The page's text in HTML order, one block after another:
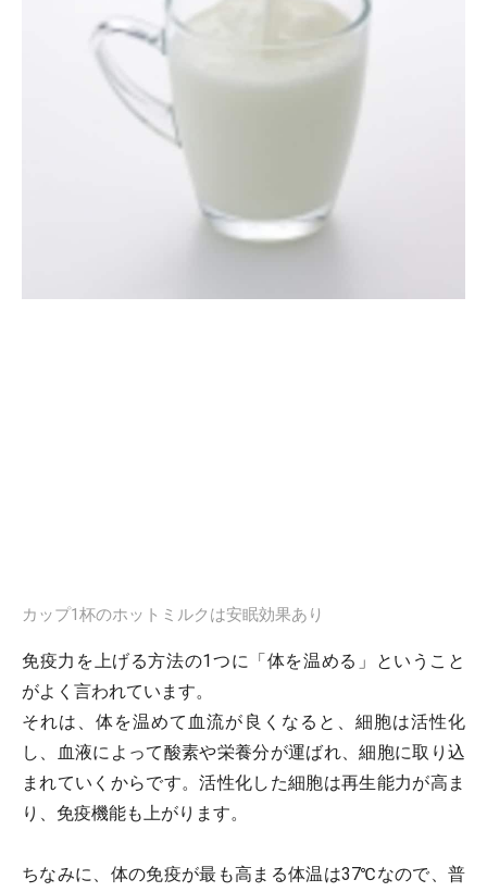
カップ1杯のホットミルクは安眠効果あり
免疫力を上げる方法の1つに「体を温める」ということ
がよく言われています。
それは、体を温めて血流が良くなると、細胞は活性化
し、血液によって酸素や栄養分が運ばれ、細胞に取り込
まれていくからです。活性化した細胞は再生能力が高ま
り、免疫機能も上がります。
ちなみに、体の免疫が最も高まる体温は37℃なので、普